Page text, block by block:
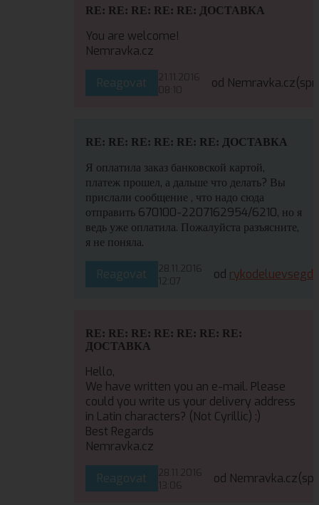
RE: RE: RE: RE: RE: ДОСТАВКА
You are welcome!
Nemravka.cz
Reagovat
21.11.2016
08:10
od Nemravka.cz
RE: RE: RE: RE: RE: RE: ДОСТАВКА
Я оплатила заказ банковской картой,
платеж прошел, а дальше что делать? Вы
прислали сообщение , что надо сюда
отправить 670100-2207162954/6210, но я
ведь уже оплатила. Пожалуйста разъясните,
я не поняла.
Reagovat
28.11.2016
12:07
od rykodeluevsegda
RE: RE: RE: RE: RE: RE: RE:
ДОСТАВКА
Hello,
We have written you an e-mail. Please
could you write us your delivery address
in Latin characters? (Not Cyrillic) :)
Best Regards
Nemravka.cz
Reagovat
28.11.2016
13:06
od Nemravka.cz